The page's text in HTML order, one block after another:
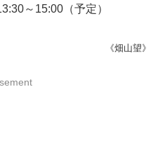
～15:00（予定）
《畑山望》